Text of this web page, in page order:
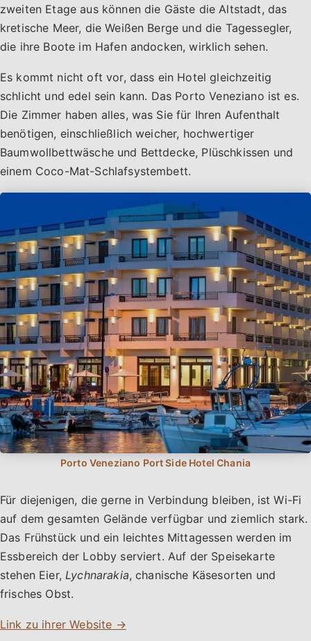
zweiten Etage aus können die Gäste die Altstadt, das
kretische Meer, die Weißen Berge und die Tagessegler,
die ihre Boote im Hafen andocken, wirklich sehen.
Es kommt nicht oft vor, dass ein Hotel gleichzeitig
schlicht und edel sein kann. Das Porto Veneziano ist es.
Die Zimmer haben alles, was Sie für Ihren Aufenthalt
benötigen, einschließlich weicher, hochwertiger
Baumwollbettwäsche und Bettdecke, Plüschkissen und
einem Coco-Mat-Schlafsystembett.
Für diejenigen, die gerne in Verbindung bleiben, ist Wi-Fi
auf dem gesamten Gelände verfügbar und ziemlich stark.
Das Frühstück und ein leichtes Mittagessen werden im
Essbereich der Lobby serviert. Auf der Speisekarte
stehen Eier, Lychnarakia, chanische Käsesorten und
frisches Obst.
Link zu ihrer Website →